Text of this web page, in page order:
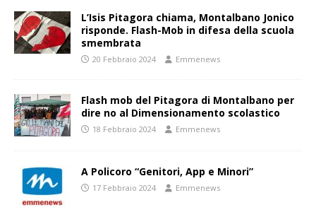
L’Isis Pitagora chiama, Montalbano Jonico
risponde. Flash-Mob in difesa della scuola
smembrata
20 Febbraio 2024 Emmenews
Flash mob del Pitagora di Montalbano per
dire no al Dimensionamento scolastico
18 Febbraio 2024 Emmenews
A Policoro “Genitori, App e Minori”
17 Febbraio 2024 Emmenews